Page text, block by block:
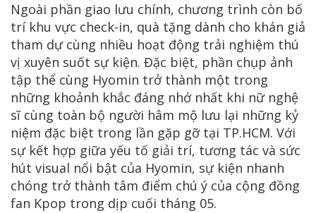
Ngoài phần giao lưu chính, chương trình còn bố
trí khu vực check-in, quà tặng dành cho khán giả
tham dự cùng nhiều hoạt động trải nghiệm thú
vị xuyên suốt sự kiện. Đặc biệt, phần chụp ảnh
tập thể cùng Hyomin trở thành một trong
những khoảnh khắc đáng nhớ nhất khi nữ nghệ
sĩ cùng toàn bộ người hâm mộ lưu lại những kỷ
niệm đặc biệt trong lần gặp gỡ tại TP.HCM. Với
sự kết hợp giữa yếu tố giải trí, tương tác và sức
hút visual nổi bật của Hyomin, sự kiện nhanh
chóng trở thành tâm điểm chú ý của cộng đồng
fan Kpop trong dịp cuối tháng 05.